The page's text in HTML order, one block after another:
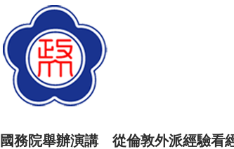
國務院舉辦演講 從倫敦外派經驗看